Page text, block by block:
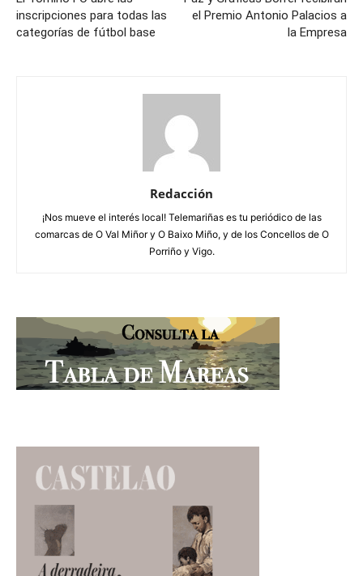
inscripciones para todas las
categorías de fútbol base
el Premio Antonio Palacios a
la Empresa
Redacción
¡Nos mueve el interés local! Telemariñas es tu periódico de las
comarcas de O Val Miñor y O Baixo Miño, y de los Concellos de O
Porriño y Vigo.